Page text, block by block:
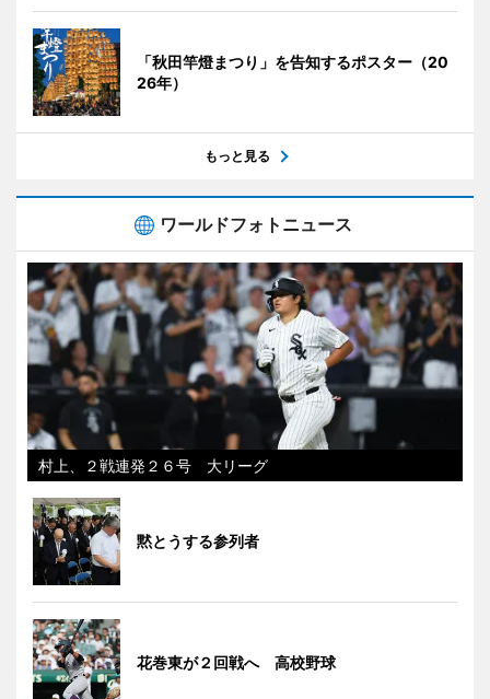
「秋田竿燈まつり」を告知するポスター（20
26年）
もっと見る
ワールドフォトニュース
村上、２戦連発２６号 大リーグ
黙とうする参列者
花巻東が２回戦へ 高校野球